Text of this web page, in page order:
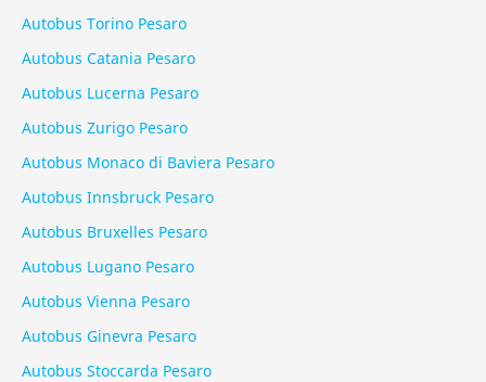
Autobus Torino Pesaro
Autobus Catania Pesaro
Autobus Lucerna Pesaro
Autobus Zurigo Pesaro
Autobus Monaco di Baviera Pesaro
Autobus Innsbruck Pesaro
Autobus Bruxelles Pesaro
Autobus Lugano Pesaro
Autobus Vienna Pesaro
Autobus Ginevra Pesaro
Autobus Stoccarda Pesaro